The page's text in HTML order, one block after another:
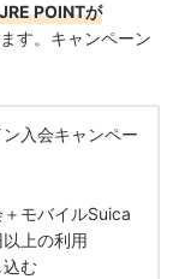
POINTが
す。キャンペーン
入会キャンペー
モバイルSuica
上の利用
む